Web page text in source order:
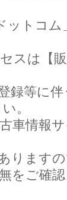
ットコ
スは【
録等に
。
車情報
ります
をご確